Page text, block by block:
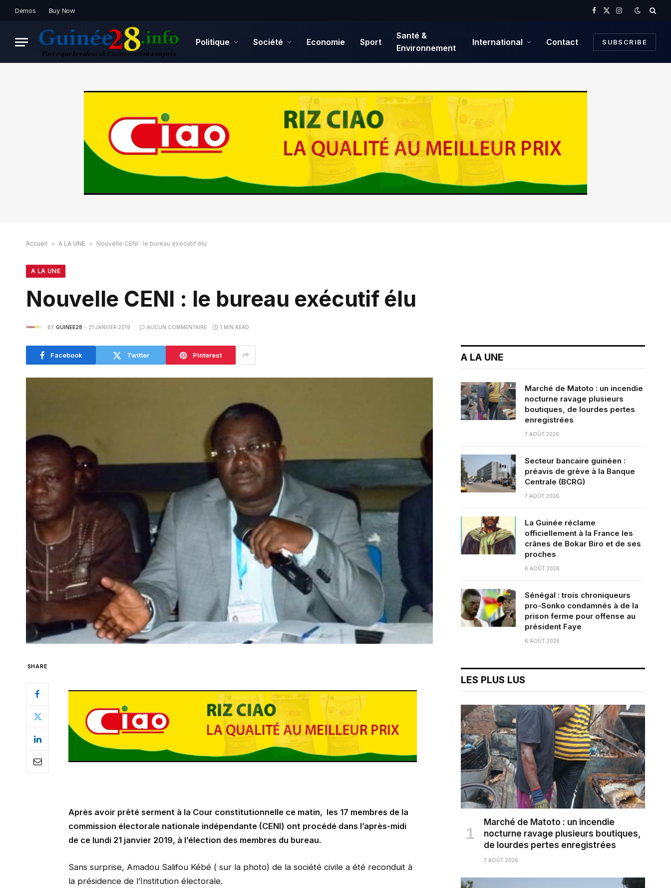
Demos Buy Now
Facebook
X
Instagram
Politique Société Economie Sport
Santé &
Environnement
International Contact SUBSCRIBE
Accueil » A LA UNE » Nouvelle CENI : le bureau exécutif élu
A LA UNE
Nouvelle CENI : le bureau exécutif élu
BY GUINEE28 21 JANVIER 2019 AUCUN COMMENTAIRE 1 MIN READ
Facebook Twitter Pinterest
SHARE
Après avoir prêté serment à la Cour constitutionnelle ce matin, les 17 membres de la
commission électorale nationale indépendante (CENI) ont procédé dans l’après-midi
de ce lundi 21 janvier 2019, à l’élection des membres du bureau.
Sans surprise, Amadou Salifou Kébé ( sur la photo) de la société civile a été reconduit à
la présidence de l’Institution électorale.
A LA UNE
Marché de Matoto : un incendie
nocturne ravage plusieurs
boutiques, de lourdes pertes
enregistrées
7 AOÛT 2026
Secteur bancaire guinéen :
préavis de grève à la Banque
Centrale (BCRG)
7 AOÛT 2026
La Guinée réclame
officiellement à la France les
crânes de Bokar Biro et de ses
proches
6 AOÛT 2026
Sénégal : trois chroniqueurs
pro-Sonko condamnés à de la
prison ferme pour offense au
président Faye
6 AOÛT 2026
LES PLUS LUS
Marché de Matoto : un incendie
nocturne ravage plusieurs boutiques,
de lourdes pertes enregistrées
7 AOÛT 2026